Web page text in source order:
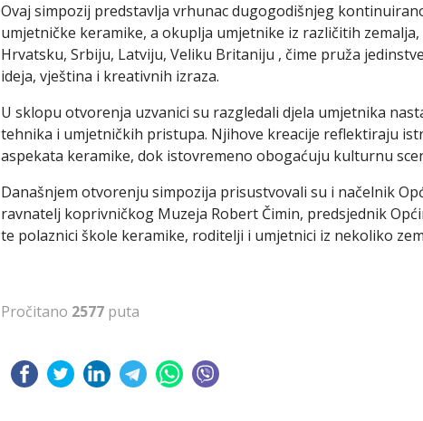
Ovaj simpozij predstavlja vrhunac dugogodišnjeg
umjetničke keramike, a okuplja umjetnike iz različitih
Hrvatsku, Srbiju, Latviju, Veliku Britaniju , čime pruža
ideja, vještina i kreativnih izraza.
U sklopu otvorenja uzvanici su razgledali djela umjetnika
tehnika i umjetničkih pristupa. Njihove kreacije reflektiraju
aspekata keramike, dok istovremeno obogaćuju kulturnu
Današnjem otvorenju simpozija prisustvovali su i načelnik
ravnatelj koprivničkog Muzeja Robert Čimin, predsjednik
te polaznici škole keramike, roditelji i umjetnici iz nekoliko
Pročitano 2577 puta